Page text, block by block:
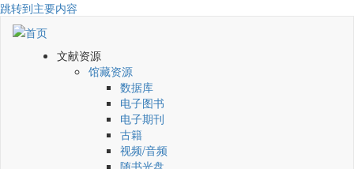
跳转到主要内容
文献资源
馆藏资源
数据库
电子图书
电子期刊
古籍
视频/音频